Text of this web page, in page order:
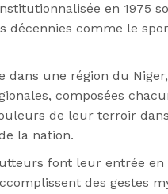
en 1975
décennies comme le
dans une région du
composées
de leur terroir
la nation.
font leur entrée en
des gestes